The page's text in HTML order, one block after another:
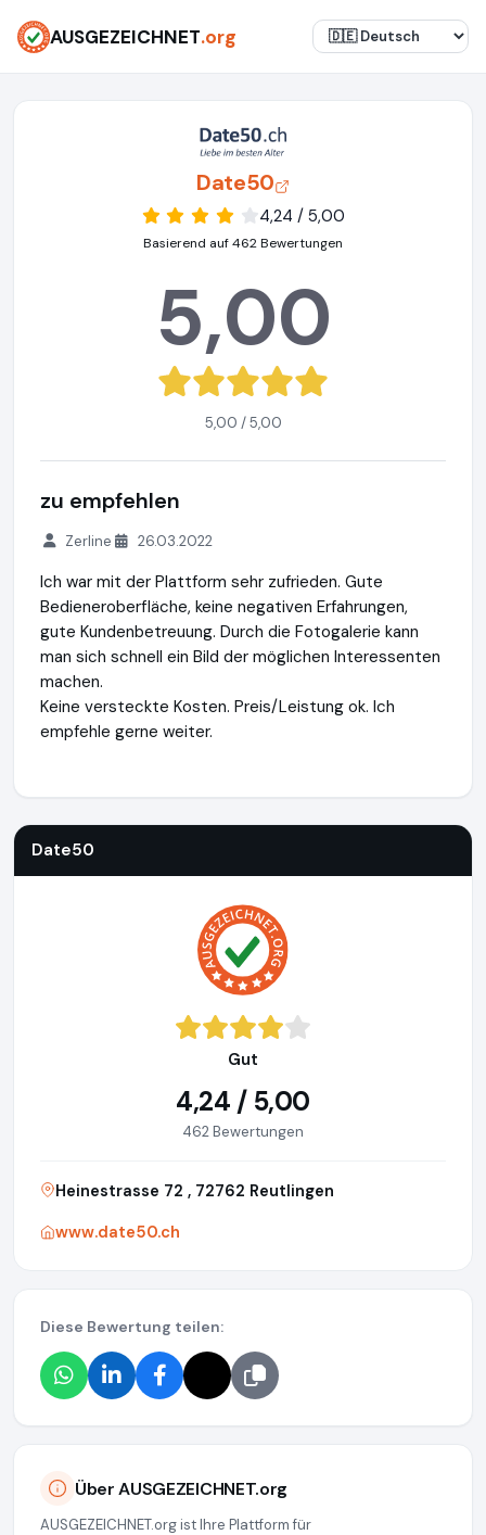
AUSGEZEICHNET.org
Date50
4,24 / 5,00
Basierend auf 462 Bewertungen
5,00
5,00 / 5,00
zu empfehlen
Zerline 26.03.2022
Ich war mit der Plattform sehr zufrieden. Gute
Bedieneroberfläche, keine negativen Erfahrungen,
gute Kundenbetreuung. Durch die Fotogalerie kann
man sich schnell ein Bild der möglichen Interessenten
machen.
Keine versteckte Kosten. Preis/Leistung ok. Ich
empfehle gerne weiter.
Date50
Gut
4,24 / 5,00
462 Bewertungen
Heinestrasse 72 , 72762 Reutlingen
www.date50.ch
Diese Bewertung teilen:
Über AUSGEZEICHNET.org
AUSGEZEICHNET.org ist Ihre Plattform für